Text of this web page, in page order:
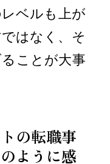
ベルも上が
はなく、そ
ことが大事
の転職事
ように感